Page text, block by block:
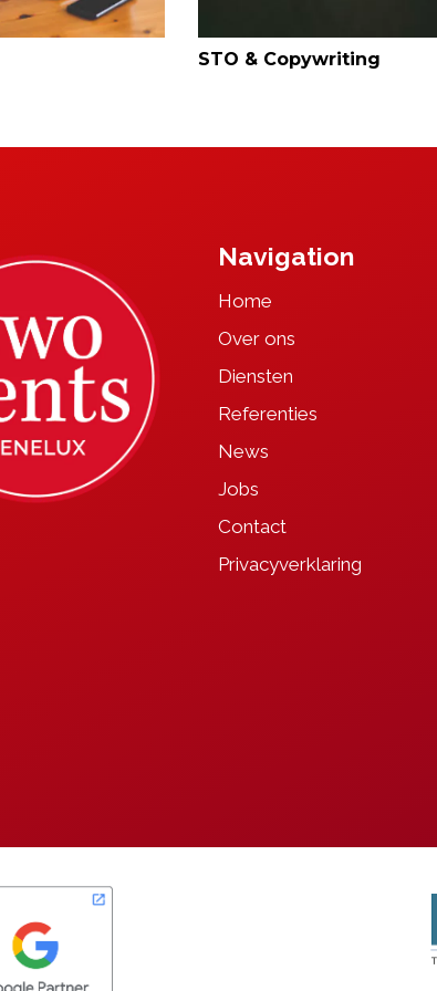
STO & Copywriting
Navigation
Home
Over ons
Diensten
Referenties
News
Jobs
Contact
Privacyverklaring